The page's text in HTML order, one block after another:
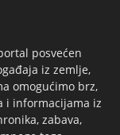
posvećen
iz zemlje,
omogućimo brz,
i informacijama iz
zabava,